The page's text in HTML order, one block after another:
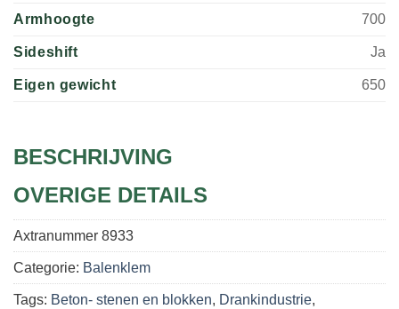
Armhoogte 700
Sideshift Ja
Eigen gewicht 650
BESCHRIJVING
OVERIGE DETAILS
Axtranummer 8933
Categorie: Balenklem
Tags: Beton- stenen en blokken, Drankindustrie,